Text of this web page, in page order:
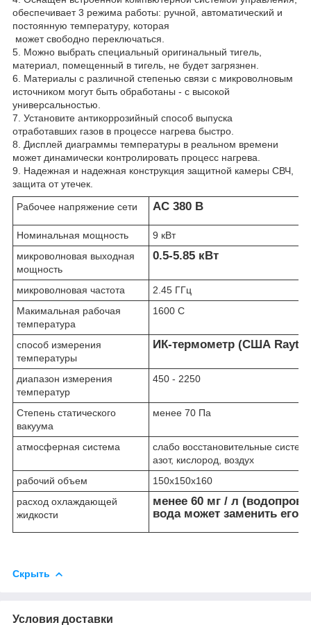
обеспечивает 3 режима работы: ручной, автоматический и
постоянную температуру, которая
может свободно переключаться.
5. Можно выбрать специальный оригинальный тигель,
материал, помещенный в тигель, не будет загрязнен.
6. Материалы с различной степенью связи с микроволновым
источником могут быть обработаны - с высокой
универсальностью.
7. Установите антикоррозийный способ выпуска
отработавших газов в процессе нагрева быстро.
8. Дисплей диаграммы температуры в реальном времени
может динамически контролировать процесс нагрева.
9. Надежная и надежная конструкция защитной камеры СВЧ,
защита от утечек.
Рабочее напряжение сети AC 380 В
Номинальная мощность
9 кВт
микроволновая выходная
мощность
0.5-5.85 кВт
микроволновая частота
2.45 ГГц
Макимальная рабочая
температура
1600 С
способ измерения
температуры
ИК-термометр (США
диапазон измерения
температур
450 - 2250
Степень статического
вакуума
менее 70 Па
атмосферная система
слабо восстановительные
азот, кислород, воздух
рабочий объем
150х150х160
расход охлаждающей
жидкости
менее 60 мг / л
вода может заменить его)
Скрыть
Условия доставки